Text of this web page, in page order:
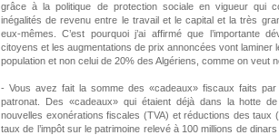
grâce à la politique de protection sociale en vigueur qui
inégalités de revenu entre le travail et le capital et la très
eux-mêmes. C’est pourquoi j’ai affirmé que l’importante
citoyens et les augmentations de prix annoncées vont laminer
population et non celui de 20% des Algériens, comme on veut
- Vous avez fait la somme des «cadeaux» fiscaux faits
patronat. Des «cadeaux» qui étaient déjà dans la hotte
nouvelles exonérations fiscales (TVA) et réductions des taux
taux de l’impôt sur le patrimoine relevé à 100 millions de